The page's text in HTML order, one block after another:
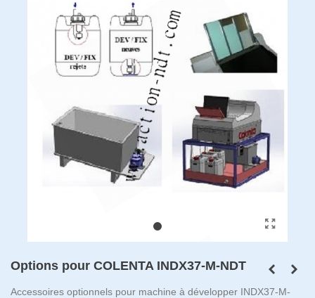
Options pour COLENTA INDX37-M-NDT
Accessoires optionnels pour machine à développer INDX37-M-